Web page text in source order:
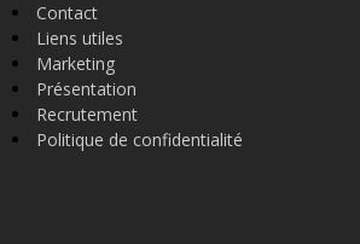
Contact
Liens utiles
Marketing
Présentation
Recrutement
Politique de confidentialité